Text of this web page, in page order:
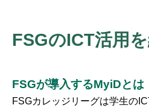
FSGのICT活用
FSGが導入するMyiDとは
FSGカレッジリーグは学生の